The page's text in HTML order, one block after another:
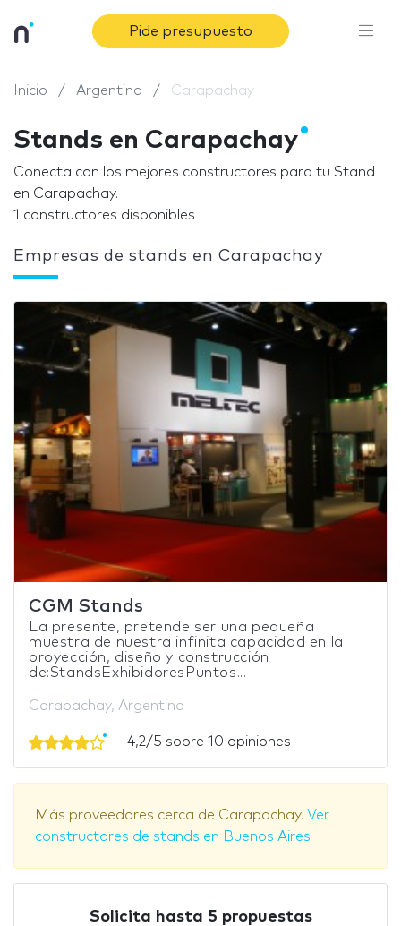
Pide presupuesto
Inicio Argentina Carapachay
Stands en Carapachay
Conecta con los mejores constructores para tu Stand
en Carapachay.
1 constructores disponibles
Empresas de stands en Carapachay
CGM Stands
La presente, pretende ser una pequeña
muestra de nuestra infinita capacidad en la
proyección, diseño y construcción
de:StandsExhibidoresPuntos...
Carapachay, Argentina
4,2/5 sobre 10 opiniones
Más proveedores cerca de Carapachay. Ver
constructores de stands en Buenos Aires
Solicita hasta 5 propuestas